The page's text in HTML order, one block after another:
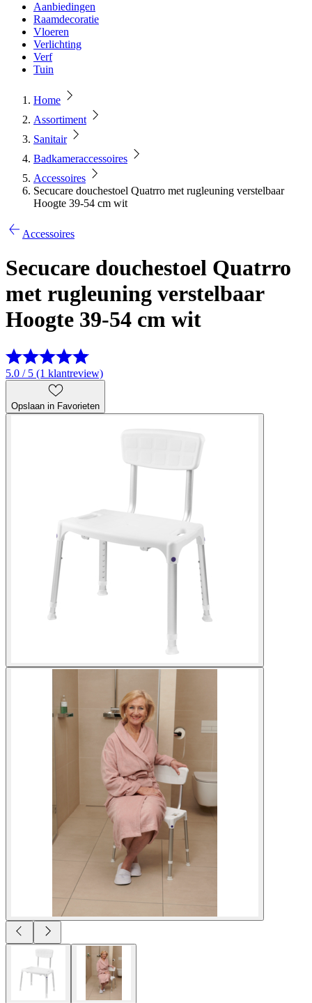
Aanbiedingen
Raamdecoratie
Vloeren
Verlichting
Verf
Tuin
Home
Assortiment
Sanitair
Badkameraccessoires
Accessoires
Secucare douchestoel Quatrro met rugleuning verstelbaar
Hoogte 39-54 cm wit
Accessoires
Secucare douchestoel Quatrro
met rugleuning verstelbaar
Hoogte 39-54 cm wit
5.0 / 5 (1 klantreview)
Opslaan in Favorieten